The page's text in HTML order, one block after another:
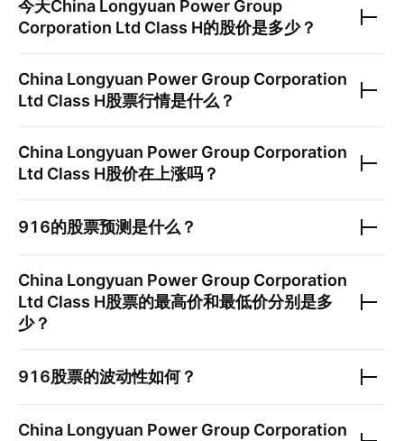
今天China Longyuan Power Group
Corporation Ltd Class H的股价是多少？
China Longyuan Power Group Corporation
Ltd Class H股票行情是什么？
China Longyuan Power Group Corporation
Ltd Class H股价在上涨吗？
916的股票预测是什么？
China Longyuan Power Group Corporation
Ltd Class H股票的最高价和最低价分别是多
少？
916股票的波动性如何？
China Longyuan Power Group Corporation